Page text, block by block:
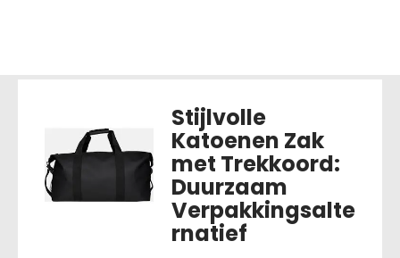
Stijlvolle
Katoenen Zak
met Trekkoord:
Duurzaam
Verpakkingsalte
rnatief